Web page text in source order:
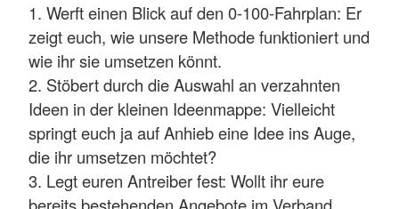
1. Werft einen Blick auf den 0-100-Fahrplan: Er
zeigt euch, wie unsere Methode funktioniert und
wie ihr sie umsetzen könnt.
2. Stöbert durch die Auswahl an verzahnten
Ideen in der kleinen Ideenmappe: Vielleicht
springt euch ja auf Anhieb eine Idee ins Auge,
die ihr umsetzen möchtet?
3. Legt euren Antreiber fest: Wollt ihr eure